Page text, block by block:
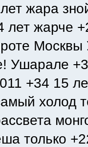
жара
лет жарче
Москвы
Ушарале
+34 15
холод
только